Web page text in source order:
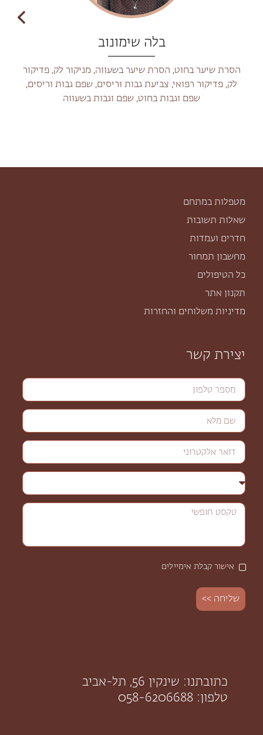
בלה שימונוב
הסרת שיער בחוט, הסרת שיער בשעווה, מניקור לק, פדיקור
לק, פדיקור רפואי, צביעת גבות וריסים, שפם גבות וריסים,
שפם וגבות בחוט, שפם וגבות בשעווה
מטפלות במתחם
שאלות תשובות
חדרים ועמדות
מחשבון תמחור
כל הטיפולים
תקנון אתר
מדיניות משלוחים והחזרות
יצירת קשר
אישור קבלת אימיילים
שליחה >>
כתובתנו: שינקין 56, תל-אביב
טלפון: 058-6206688